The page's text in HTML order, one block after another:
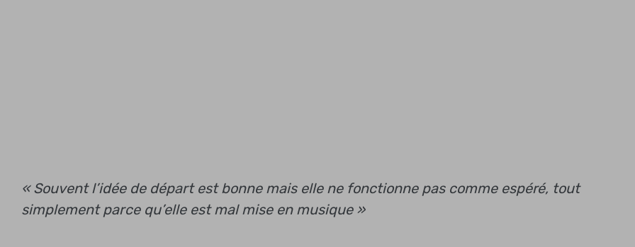
« Souvent l’idée de départ est bonne mais elle ne fonctionne pas comme espéré, tout
simplement parce qu’elle est mal mise en musique »